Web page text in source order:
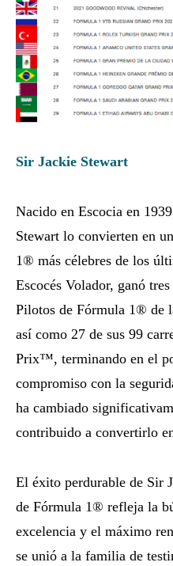
Sir Jackie Stewart
Nacido en Escocia en
Stewart lo convierten en
1® más célebres de los
Escocés Volador, ganó
Pilotos de Fórmula 1® de
así como 27 de sus 99
Prix™, terminando en el
compromiso con la
ha cambiado
contribuido a convertirlo
El éxito perdurable de Sir
de Fórmula 1® refleja la
excelencia y el máximo
se unió a la familia de